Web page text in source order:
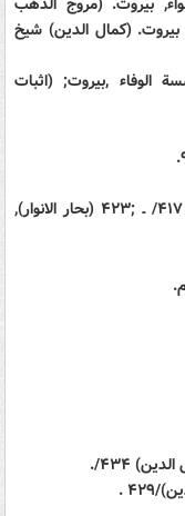
ج۱۹۹/۴, دارالمعرفة, بیروت. (کمال الدین) شیخ
علامه مجلسی, ج۷۳/۵۰, مؤسسة الوفاء ,بیروت; (اثبات
(۵) (همان مدرک);۶۴۴/ (کمال الدین) صدوق ۴۱۷/ ـ ;۴۲۳ (بحار الانوار),